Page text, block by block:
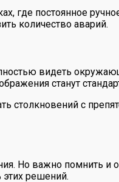
где постоянное
количество аварий.
видеть
станут
столкновений с
Но важно помнить и
решений.